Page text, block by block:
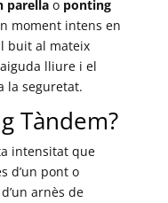
parellao ponting
moment intens en
buit al mateix
lliure i el
la seguretat.
Tàndem?
intensitat que
d’un pont o
arnès de